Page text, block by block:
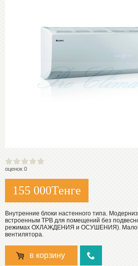
оценок 0
155 000Тенге
Внутренние блоки настенного типа.
встроенным ТРВ для помещений без
режимах ОХЛАЖДЕНИЯ и ОСУШЕНИЯ).
вентилятора.
в корзину